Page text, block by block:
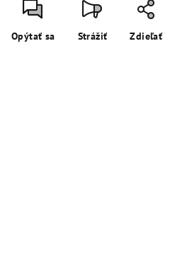
Opýtať sa Strážiť Zdieľať